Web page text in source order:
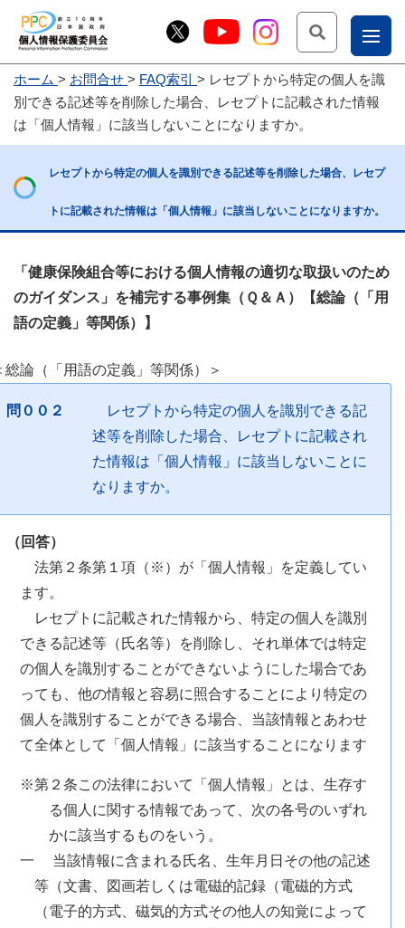
お
問
合
こー
ー部
ホーム お問合せ FAQ索引
レセプトから特定の個人を識
別できる記述等を削除した場合、レセプトに記載された情報
は「個人情報」に該当しないことになりますか。
レセプトから特定の個人を識別できる記述等を削除した場合、レセプ
トに記載された情報は「個人情報」に該当しないことになりますか。
「健康保険組合等における個人情報の適切な取扱いのため
のガイダンス」を補完する事例集（Ｑ＆Ａ）【総論（「用
語の定義」等関係）】
総論（「用語の定義」等関係）＞
問００２
レセプトから特定の個人を識別できる記
述等を削除した場合、レセプトに記載され
た情報は「個人情報」に該当しないことに
なりますか。
（回答）
法第２条第１項（※）が「個人情報」を定義してい
ます。
レセプトに記載された情報から、特定の個人を識別
できる記述等（氏名等）を削除し、それ単体では特定
の個人を識別することができないようにした場合であ
っても、他の情報と容易に照合することにより特定の
個人を識別することができる場合、当該情報とあわせ
て全体として「個人情報」に該当することになります
※第２条この法律において「個人情報」とは、生存す
る個人に関する情報であって、次の各号のいずれ
かに該当するものをいう。
一 当該情報に含まれる氏名、生年月日その他の記述
等（文書、図画若しくは電磁的記録（電磁的方式
（電子的方式、磁気的方式その他人の知覚によって